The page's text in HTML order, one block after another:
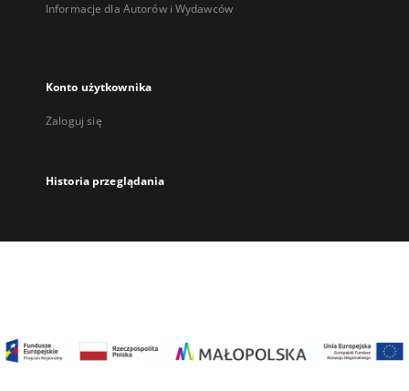
Informacje dla Autorów i Wydawców
Konto użytkownika
Zaloguj się
Historia przeglądania